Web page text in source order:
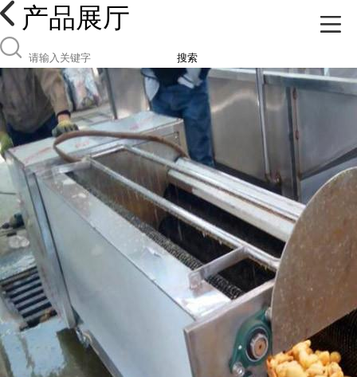
产品展厅
搜索